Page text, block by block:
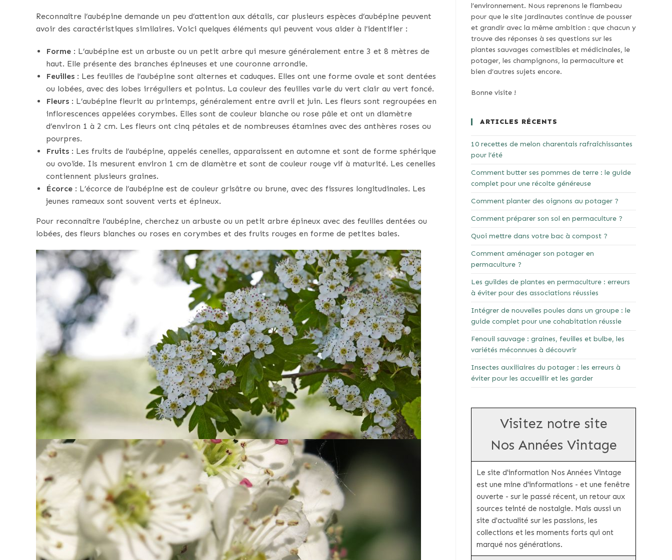
Reconnaître l’aubépine demande un peu d’attention aux détails, car plusieurs espèces d’aubépine peuvent
avoir des caractéristiques similaires. Voici quelques éléments qui peuvent vous aider à l’identifier :
Forme : L’aubépine est un arbuste ou un petit arbre qui mesure généralement entre 3 et 8 mètres de
haut. Elle présente des branches épineuses et une couronne arrondie.
Feuilles : Les feuilles de l’aubépine sont alternes et caduques. Elles ont une forme ovale et sont dentées
ou lobées, avec des lobes irréguliers et pointus. La couleur des feuilles varie du vert clair au vert foncé.
Fleurs : L’aubépine fleurit au printemps, généralement entre avril et juin. Les fleurs sont regroupées en
inflorescences appelées corymbes. Elles sont de couleur blanche ou rose pâle et ont un diamètre
d’environ 1 à 2 cm. Les fleurs ont cinq pétales et de nombreuses étamines avec des anthères roses ou
pourpres.
Fruits : Les fruits de l’aubépine, appelés cenelles, apparaissent en automne et sont de forme sphérique
ou ovoïde. Ils mesurent environ 1 cm de diamètre et sont de couleur rouge vif à maturité. Les cenelles
contiennent plusieurs graines.
Écorce : L’écorce de l’aubépine est de couleur grisâtre ou brune, avec des fissures longitudinales. Les
jeunes rameaux sont souvent verts et épineux.
Pour reconnaître l’aubépine, cherchez un arbuste ou un petit arbre épineux avec des feuilles dentées ou
lobées, des fleurs blanches ou roses en corymbes et des fruits rouges en forme de petites baies.
l’environnement. Nous reprenons le flambeau
pour que le site Jardinautes continue de pousser
et grandir avec la même ambition : que chacun y
trouve des réponses à ses questions sur les
plantes sauvages comestibles et médicinales, le
potager, les champignons, la permaculture et
bien d’autres sujets encore.
Bonne visite !
ARTICLES RÉCENTS
10 recettes de melon charentais rafraîchissantes
pour l’été
Comment butter ses pommes de terre : le guide
complet pour une récolte généreuse
Comment planter des oignons au potager ?
Comment préparer son sol en permaculture ?
Quoi mettre dans votre bac à compost ?
Comment aménager son potager en
permaculture ?
Les guildes de plantes en permaculture : erreurs
à éviter pour des associations réussies
Intégrer de nouvelles poules dans un groupe : le
guide complet pour une cohabitation réussie
Fenouil sauvage : graines, feuilles et bulbe, les
variétés méconnues à découvrir
Insectes auxiliaires du potager : les erreurs à
éviter pour les accueillir et les garder
Visitez notre site
Nos Années Vintage
Le site d'information Nos Années Vintage
est une mine d'informations - et une fenêtre
ouverte - sur le passé récent, un retour aux
sources teinté de nostalgie. Mais aussi un
site d'actualité sur les passions, les
collections et les moments forts qui ont
marqué nos générations.